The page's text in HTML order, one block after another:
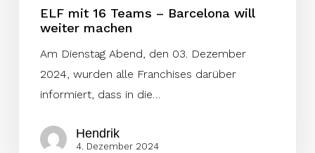
ELF mit 16 Teams – Barcelona will
weiter machen
Am Dienstag Abend, den 03. Dezember
2024, wurden alle Franchises darüber
informiert, dass in die…
Hendrik
4. Dezember 2024